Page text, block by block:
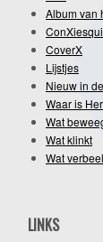
Album van
CoverX
Lijstjes
Nieuw in
Waar is
Wat
Wat klinkt
Wat
LINKS